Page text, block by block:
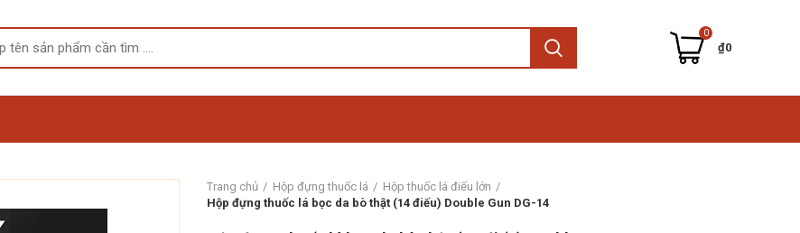
0
₫0
Trang chủ Hộp đựng thuốc lá
Hộp thuốc lá điếu lớn
Hộp đựng thuốc lá bọc da bò thật (14 điếu) Double Gun DG-14